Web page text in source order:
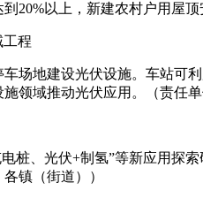
20%以上，新建农村户用屋
工程
场地建设光伏设施。车站可
领域推动光伏应用。（责任
桩、光伏+制氢”等新应用探
镇（街道））